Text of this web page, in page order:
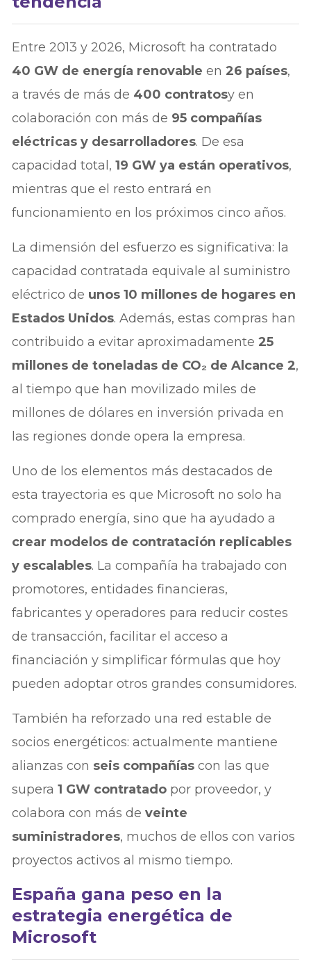
Entre 2013 y 2026, Microsoft ha contratado
40 GW de energía renovable en26 países,
a través de más de 400 contratosy en
colaboración con más de 95 compañías
eléctricas y desarrolladores. De esa
capacidad total,19 GW ya están operativos,
mientras que el resto entrará en
funcionamiento en los próximos cinco años.
La dimensión del esfuerzo es significativa: la
capacidad contratada equivale al suministro
eléctrico de unos 10 millones de hogares en
Estados Unidos. Además, estas compras han
contribuido a evitar aproximadamente25
millones de toneladas de CO₂ de Alcance 2,
al tiempo que han movilizado miles de
millones de dólares en inversión privada en
las regiones donde opera la empresa.
Uno de los elementos más destacados de
esta trayectoria es que Microsoft no solo ha
comprado energía, sino que ha ayudado a
crear modelos de contratación replicables
y escalables. La compañía ha trabajado con
promotores, entidades financieras,
fabricantes y operadores para reducir costes
de transacción, facilitar el acceso a
financiación y simplificar fórmulas que hoy
pueden adoptar otros grandes consumidores.
También ha reforzado una red estable de
socios energéticos: actualmente mantiene
alianzas con seis compañías con las que
supera1 GW contratado por proveedor, y
colabora con más deveinte
suministradores, muchos de ellos con varios
proyectos activos al mismo tiempo.
España gana peso en la
estrategia energética de
Microsoft